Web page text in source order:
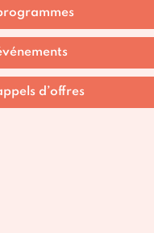
d’offres